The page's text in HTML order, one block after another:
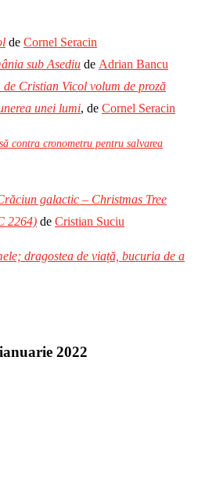
de Cornel Seracin
sub Asediu de Adrian Bancu
Cristian Vicol volum de proză
unei lumi, de Cornel Seracin
contra cronometru pentru salvarea
galactic – Christmas Tree
2264) de Cristian Suciu
dragostea de viață, bucuria de a
2022